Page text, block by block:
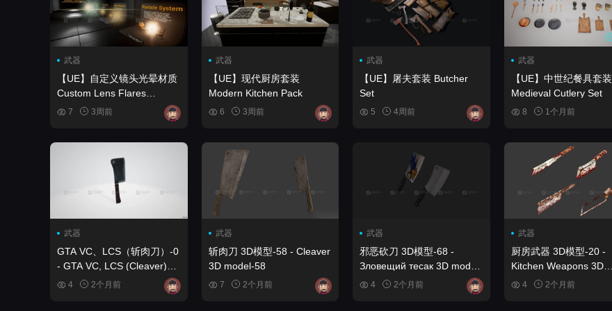
武器
【UE】自定义镜头光晕材质
Custom Lens Flares
Material
7 3周前
武器
【UE】现代厨房套装
Modern Kitchen Pack
6 3周前
武器
【UE】屠夫套装 Butcher
Set
5 4周前
武器
【UE】中世纪餐具套装
Medieval Cutlery Set
8 1个月前
武器
GTA VC、LCS（斩肉刀）-0
- GTA VC, LCS (Cleaver)
3D model-0
4 2个月前
武器
斩肉刀 3D模型-58 - Cleaver
3D model-58
7 2个月前
武器
邪恶砍刀 3D模型-68 -
Зловещий тесак 3D model-
68 4 2个月前
武器
厨房武器 3D模型-20 -
Kitchen Weapons 3D
model-20
4 2个月前